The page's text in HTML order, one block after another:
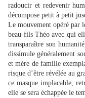
radoucir et redevenir
décompose petit à petit
Le mouvement opéré par
beau-fils Théo avec qui
transparaître son
dissimule généralement
et mère de famille
risque d’être révélée au
ce masque implacable,
elle se sera échappée le